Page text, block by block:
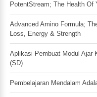
PotentStream; The Health Of
Advanced Amino Formula;
Loss, Energy & Strength
Aplikasi Pembuat Modul Ajar
(SD)
Pembelajaran Mendalam